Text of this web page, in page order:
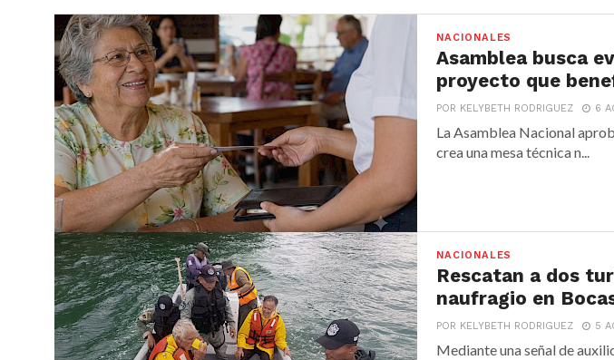
NACIONALES
Asamblea busca
proyecto que
POR KELYBETH RODRIGUEZ 6
La Asamblea Nacional
crea una mesa técnica n...
NACIONALES
Rescatan a dos
naufragio en
POR KELYBETH RODRIGUEZ 5
Mediante una señal de